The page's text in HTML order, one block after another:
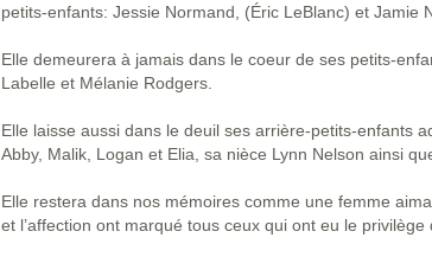
petits-enfants: Jessie Normand, (Éric LeBlanc) et Jamie
Elle demeurera à jamais dans le coeur de ses petits-
Labelle et Mélanie Rodgers.
Elle laisse aussi dans le deuil ses arrière-petits-enfants
Abby, Malik, Logan et Elia, sa nièce Lynn Nelson ainsi
Elle restera dans nos mémoires comme une femme
et l’affection ont marqué tous ceux qui ont eu le privilège